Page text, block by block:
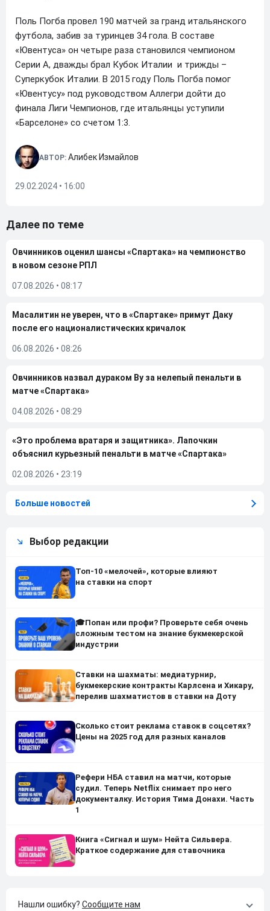
Поль Погба провел 190 матчей за гранд итальянского
футбола, забив за туринцев 34 гола. В составе
«Ювентуса» он четыре раза становился чемпионом
Серии А, дважды брал Кубок Италии и трижды –
Суперкубок Италии. В 2015 году Поль Погба помог
«Ювентусу» под руководством Аллегри дойти до
финала Лиги Чемпионов, где итальянцы уступили
«Барселоне» со счетом 1:3.
АВТОР: Алибек Измайлов
29.02.2024 • 16:00
Далее по теме
Овчинников оценил шансы «Спартака» на чемпионство
в новом сезоне РПЛ
07.08.2026 • 08:17
Масалитин не уверен, что в «Спартаке» примут Даку
после его националистических кричалок
06.08.2026 • 08:26
Овчинников назвал дураком Ву за нелепый пенальти в
матче «Спартака»
04.08.2026 • 08:29
«Это проблема вратаря и защитника». Лапочкин
объяснил курьезный пенальти в матче «Спартака»
02.08.2026 • 23:19
Больше новостей
Выбор редакции
Топ-10 «мелочей», которые влияют
на ставки на спорт
🎓Попан или профи? Проверьте себя очень
сложным тестом на знание букмекерской
индустрии
Ставки на шахматы: медиатурнир,
букмекерские контракты Карлсена и Хикару,
перелив шахматистов в ставки на Доту
Сколько стоит реклама ставок в соцсетях?
Цены на 2025 год для разных каналов
Рефери НБА ставил на матчи, которые
судил. Теперь Netflix снимает про него
документалку. История Тима Донахи. Часть
1
Книга «Сигнал и шум» Нейта Сильвера.
Краткое содержание для ставочника
Нашли ошибку? Сообщите нам